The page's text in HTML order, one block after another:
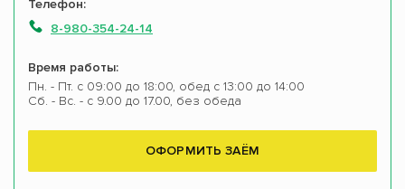
Телефон:
8-980-354-24-14
Время работы:
Пн. - Пт. с 09:00 до 18:00, обед с 13:00 до 14:00
Сб. - Вс. - с 9.00 до 17.00, без обеда
ОФОРМИТЬ ЗАЁМ